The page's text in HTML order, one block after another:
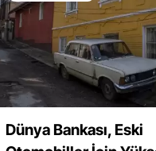
Dünya Bankası, Eski